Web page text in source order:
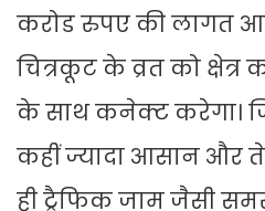
करोड रुपए की लागत
चित्रकूट के व्रत को
के साथ कनेक्ट करेगा।
कहीं ज्यादा आसान और
ही ट्रैफिक जाम जैसी